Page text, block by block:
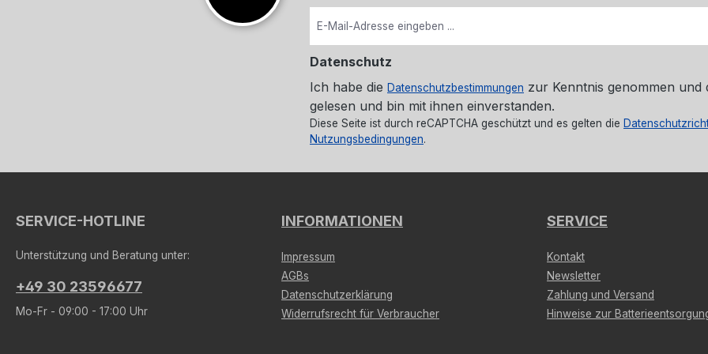
Datenschutz
Ich habe die Datenschutzbestimmungen zur Kenntnis genommen und
gelesen und bin mit ihnen einverstanden.
Diese Seite ist durch reCAPTCHA geschützt und es gelten die
Nutzungsbedingungen.
SERVICE-HOTLINE
Unterstützung und Beratung unter:
+49 30 23596677
Mo-Fr - 09:00 - 17:00 Uhr
INFORMATIONEN
Impressum
AGBs
Datenschutzerklärung
Widerrufsrecht für Verbraucher
SERVICE
Kontakt
Newsletter
Zahlung und Versand
Hinweise zur